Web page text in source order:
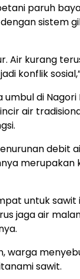
paruh
sistem
Air kurang
konflik
umbul di
air
debit
untuk
jaga air
warga
sawit.